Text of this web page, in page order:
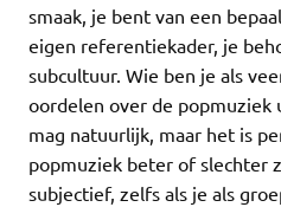
smaak, je bent van een
eigen referentiekader, je
subcultuur. Wie ben je als
oordelen over de popmuziek
mag natuurlijk, maar het is
popmuziek beter of slechter
subjectief, zelfs als je als